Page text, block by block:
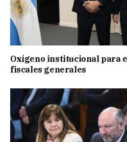
Oxígeno institucional para
fiscales generales